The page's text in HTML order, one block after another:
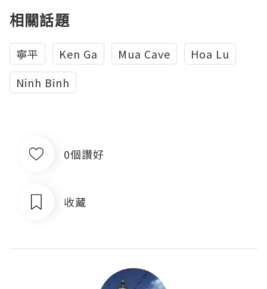
相關話題
寧平 Ken Ga Mua Cave
Hoa Lu
Ninh Binh
0個讚好
收藏